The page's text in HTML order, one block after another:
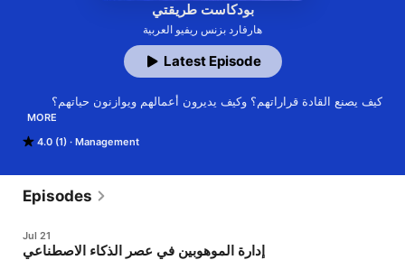
بودكاست طريقتي
هارفارد بزنس ريفيو العربية
4.0 (1) Management
MORE
Latest Episode
Episodes
Jul 21
إدارة الموهوبين في عصر الذكاء الاصطناعي